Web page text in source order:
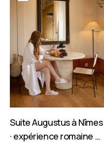
Suite Augustus à Nîmes
· expérience romaine &